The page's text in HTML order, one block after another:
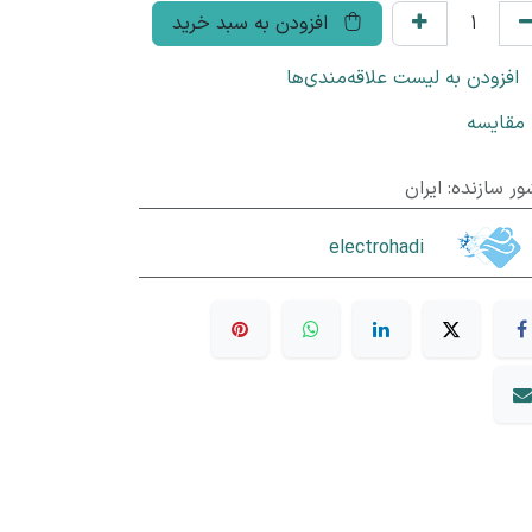
افزودن به سبد خرید
مقایسه
سازنده: ایران
electrohadi